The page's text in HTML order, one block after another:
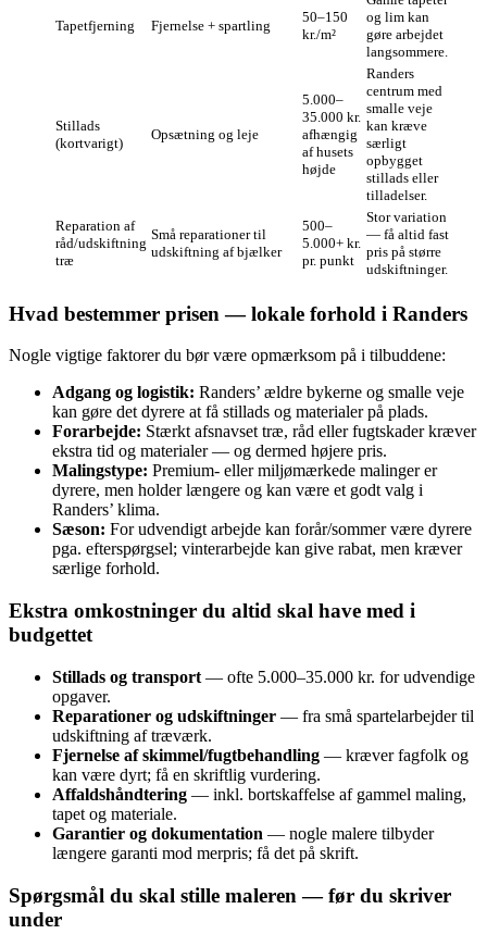
Tapetfjerning Fjernelse + spartling
50–150
kr./m²
og lim kan
gøre arbejdet
langsommere.
Stillads
(kortvarigt)
Opsætning og leje
5.000–
35.000 kr.
afhængig
af husets
højde
Randers
centrum med
smalle veje
kan kræve
særligt
opbygget
stillads eller
tilladelser.
Reparation af
råd/udskiftning
træ
Små reparationer til
udskiftning af bjælker
500–
5.000+ kr.
pr. punkt
Stor variation
— få altid fast
pris på større
udskiftninger.
Hvad bestemmer prisen — lokale forhold i Randers
Nogle vigtige faktorer du bør være opmærksom på i tilbuddene:
Adgang og logistik: Randers’ ældre bykerne og smalle veje
kan gøre det dyrere at få stillads og materialer på plads.
Forarbejde: Stærkt afsnavset træ, råd eller fugtskader kræver
ekstra tid og materialer — og dermed højere pris.
Malingstype: Premium- eller miljømærkede malinger er
dyrere, men holder længere og kan være et godt valg i
Randers’ klima.
Sæson: For udvendigt arbejde kan forår/sommer være dyrere
pga. efterspørgsel; vinterarbejde kan give rabat, men kræver
særlige forhold.
Ekstra omkostninger du altid skal have med i
budgettet
Stillads og transport — ofte 5.000–35.000 kr. for udvendige
opgaver.
Reparationer og udskiftninger — fra små spartelarbejder til
udskiftning af træværk.
Fjernelse af skimmel/fugtbehandling — kræver fagfolk og
kan være dyrt; få en skriftlig vurdering.
Affaldshåndtering — inkl. bortskaffelse af gammel maling,
tapet og materiale.
Garantier og dokumentation — nogle malere tilbyder
længere garanti mod merpris; få det på skrift.
Spørgsmål du skal stille maleren — før du skriver
under